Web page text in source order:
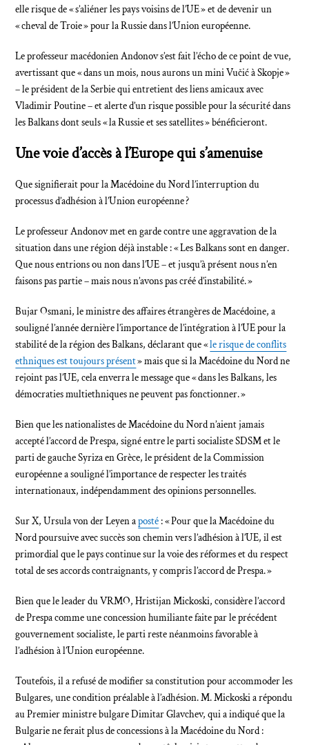
elle risque de « s’aliéner les pays voisins de l’UE » et de devenir un
« cheval de Troie » pour la Russie dans l’Union européenne.
Le professeur macédonien Andonov s’est fait l’écho de ce point de vue,
avertissant que « dans un mois, nous aurons un mini Vučić à Skopje »
– le président de la Serbie qui entretient des liens amicaux avec
Vladimir Poutine – et alerte d’un risque possible pour la sécurité dans
les Balkans dont seuls « la Russie et ses satellites » bénéficieront.
Une voie d’accès à l’Europe qui s’amenuise
Que signifierait pour la Macédoine du Nord l’interruption du
processus d’adhésion à l’Union européenne ?
Le professeur Andonov met en garde contre une aggravation de la
situation dans une région déjà instable : « Les Balkans sont en danger.
Que nous entrions ou non dans l’UE – et jusqu’à présent nous n’en
faisons pas partie – mais nous n’avons pas créé d’instabilité. »
Bujar Osmani, le ministre des affaires étrangères de Macédoine, a
souligné l’année dernière l’importance de l’intégration à l’UE pour la
stabilité de la région des Balkans, déclarant que «le risque de conflits
ethniques est toujours présent» mais que si la Macédoine du Nord ne
rejoint pas l’UE, cela enverra le message que « dans les Balkans, les
démocraties multiethniques ne peuvent pas fonctionner. »
Bien que les nationalistes de Macédoine du Nord n’aient jamais
accepté l’accord de Prespa, signé entre le parti socialiste SDSM et le
parti de gauche Syriza en Grèce, le président de la Commission
européenne a souligné l’importance de respecter les traités
internationaux, indépendamment des opinions personnelles.
Sur X, Ursula von der Leyen aposté : « Pour que la Macédoine du
Nord poursuive avec succès son chemin vers l’adhésion à l’UE, il est
primordial que le pays continue sur la voie des réformes et du respect
total de ses accords contraignants, y compris l’accord de Prespa. »
Bien que le leader du VRMO, Hristijan Mickoski, considère l’accord
de Prespa comme une concession humiliante faite par le précédent
gouvernement socialiste, le parti reste néanmoins favorable à
l’adhésion à l’Union européenne.
Toutefois, il a refusé de modifier sa constitution pour accommoder les
Bulgares, une condition préalable à l’adhésion. M. Mickoski a répondu
au Premier ministre bulgare Dimitar Glavchev, qui a indiqué que la
Bulgarie ne ferait plus de concessions à la Macédoine du Nord :